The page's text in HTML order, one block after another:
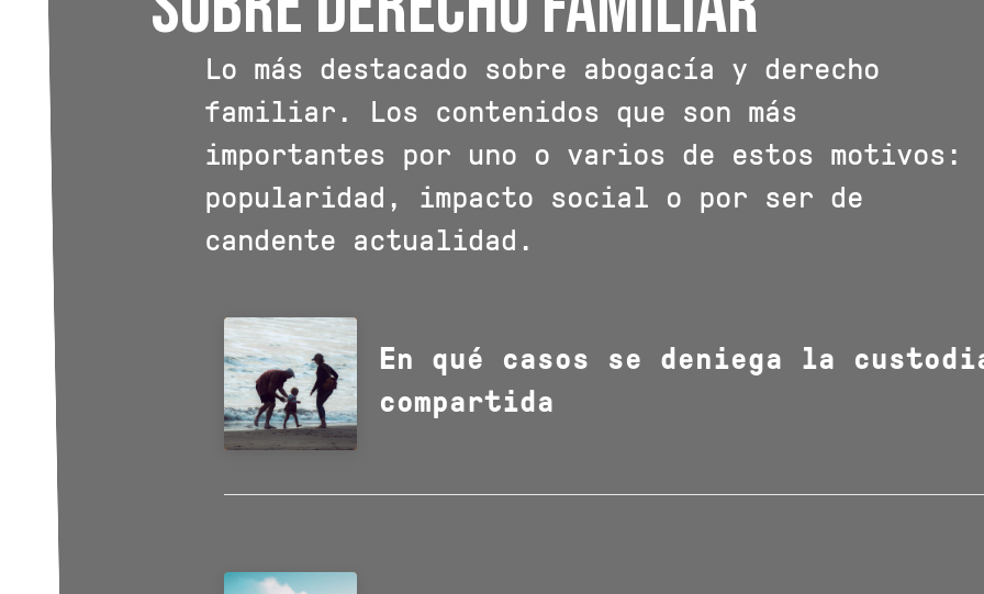
Lo más destacado sobre abogacía y derecho
familiar. Los contenidos que son más
importantes por uno o varios de estos motivos:
popularidad, impacto social o por ser de
candente actualidad.
En qué casos se deniega la
compartida